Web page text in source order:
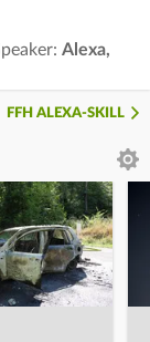
Alexa,
FFH ALEXA-SKILL